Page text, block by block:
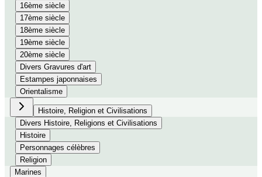
16ème siècle
17ème siècle
18ème siècle
19ème siècle
20ème siècle
Divers Gravures d'art
Estampes japonnaises
Orientalisme
Histoire, Religion et Civilisations
Divers Histoire, Religions et Civilisations
Histoire
Personnages célèbres
Religion
Marines